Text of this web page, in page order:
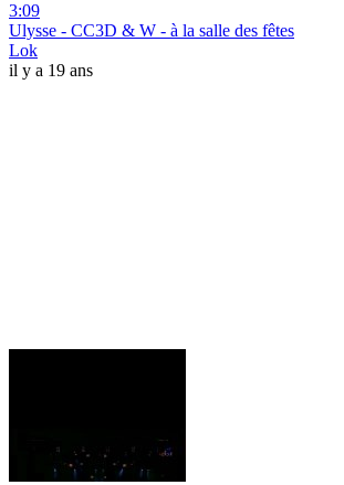
3:09
Ulysse - CC3D & W - à la salle des fêtes
Lok
il y a 19 ans